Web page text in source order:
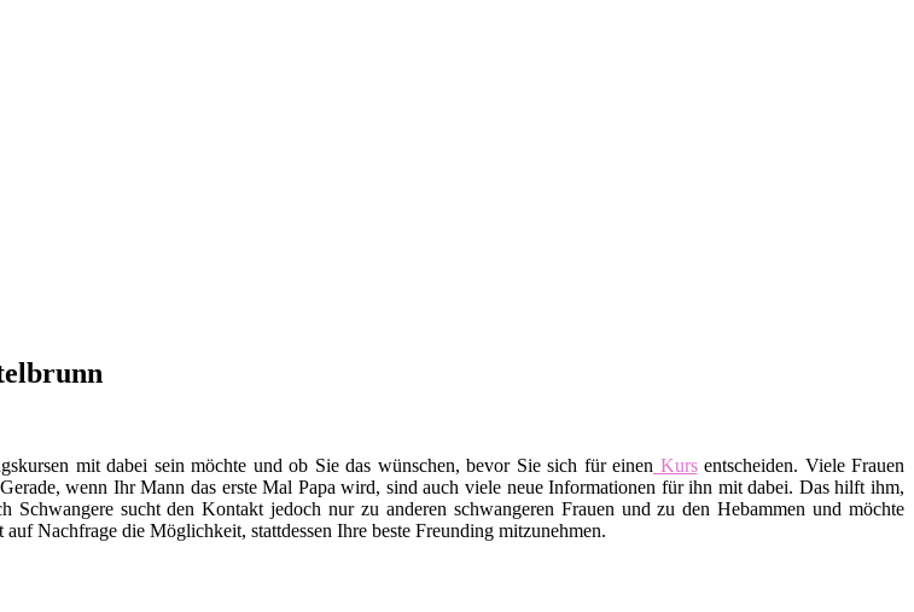
mit dabei sein möchte und ob Sie das wünschen, bevor Sie sich für einen Kursentscheiden. Viele Frauen
wenn Ihr Mann das erste Mal Papa wird, sind auch viele neue Informationen für ihn mit dabei. Das hilft ihm,
Schwangere sucht den Kontakt jedoch nur zu anderen schwangeren Frauen und zu den Hebammen und möchte
Nachfrage die Möglichkeit, stattdessen Ihre beste Freunding mitzunehmen.